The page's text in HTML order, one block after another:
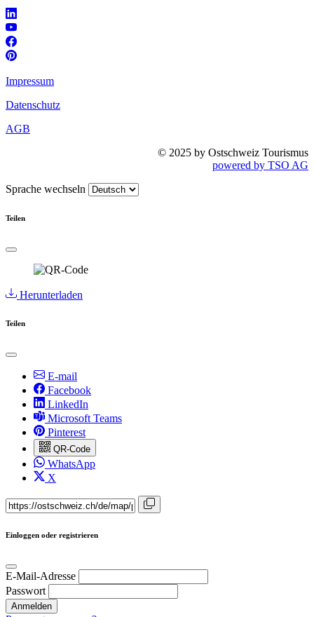
Impressum
Datenschutz
AGB
© 2025 by Ostschweiz Tourismus
powered by TSO AG
Sprache wechseln
Teilen
Herunterladen
Teilen
E-mail
Facebook
LinkedIn
Microsoft Teams
Pinterest
QR-Code
WhatsApp
X
Einloggen oder registrieren
E-Mail-Adresse
Passwort
Anmelden